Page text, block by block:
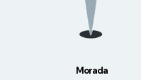
Morada